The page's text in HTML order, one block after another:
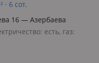
6 сот.
16 — Азербаева
есть, газ: